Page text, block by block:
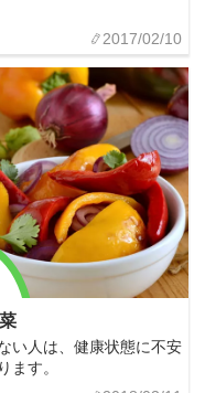
2017/02/10
い人は、健康状態に不安
ます。